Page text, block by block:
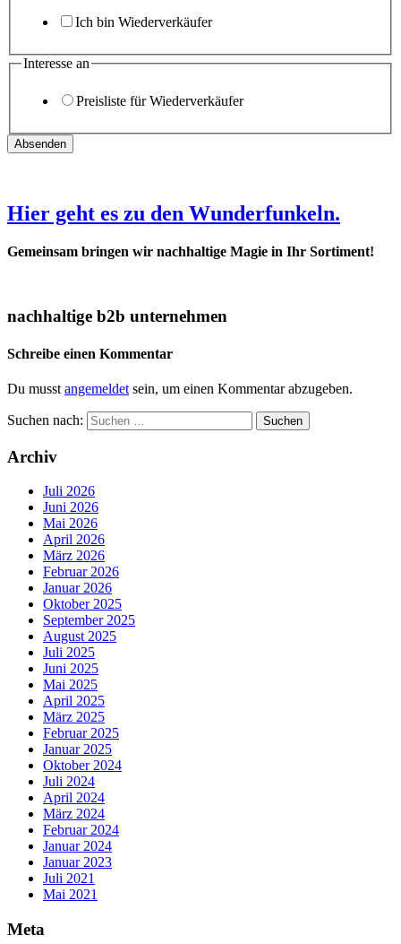
Ich bin Wiederverkäufer
Interesse an
Preisliste für Wiederverkäufer
Absenden
Hier geht es zu den Wunderfunkeln.
Gemeinsam bringen wir nachhaltige Magie in Ihr Sortiment!
nachhaltige b2b unternehmen
Schreibe einen Kommentar
Du musst angemeldet sein, um einen Kommentar abzugeben.
Suchen nach:
Archiv
Juli 2026
Juni 2026
Mai 2026
April 2026
März 2026
Februar 2026
Januar 2026
Oktober 2025
September 2025
August 2025
Juli 2025
Juni 2025
Mai 2025
April 2025
März 2025
Februar 2025
Januar 2025
Oktober 2024
Juli 2024
April 2024
März 2024
Februar 2024
Januar 2024
Januar 2023
Juli 2021
Mai 2021
Meta